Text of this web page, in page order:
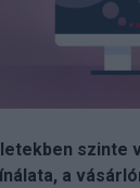
szinte
a